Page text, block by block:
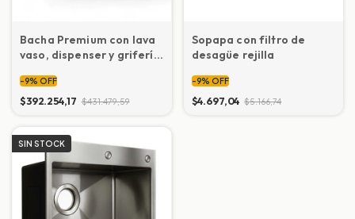
Bacha Premium con lava
vaso, dispenser y grifería
-9% OFF
$392.254,17 $431.479,59
Sopapa con filtro de
desagüe rejilla
-9% OFF
$4.697,04 $5.166,74
SIN STOCK